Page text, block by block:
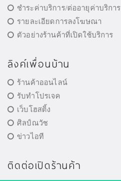
ชำระค่าบริการ/ต่ออายุค่าบริการ
รายละเอียดการลงโฆษณา
ตัวอย่างร้านค้าที่เปิดใช้บริการ
ลิงค์เพื่อนบ้าน
ร้านค้าออนไลน์
รับทำโปรเจค
เว็บโฮสติ้ง
ศิลป์ณวัช
ข่าวไอที
ติดต่อเปิดร้านค้า